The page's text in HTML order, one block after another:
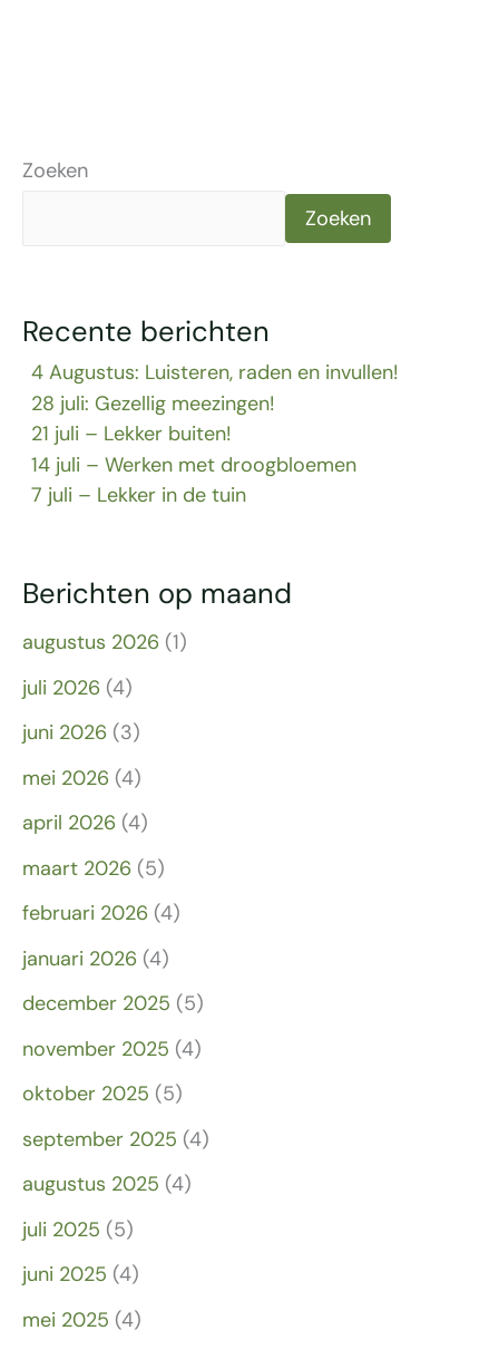
Zoeken
Zoeken
Recente berichten
4 Augustus: Luisteren, raden en invullen!
28 juli: Gezellig meezingen!
21 juli – Lekker buiten!
14 juli – Werken met droogbloemen
7 juli – Lekker in de tuin
Berichten op maand
augustus 2026 (1)
juli 2026 (4)
juni 2026 (3)
mei 2026 (4)
april 2026 (4)
maart 2026 (5)
februari 2026 (4)
januari 2026 (4)
december 2025 (5)
november 2025 (4)
oktober 2025 (5)
september 2025 (4)
augustus 2025 (4)
juli 2025 (5)
juni 2025 (4)
mei 2025 (4)